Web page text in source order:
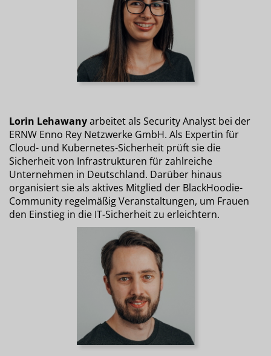
Lorin Lehawanyarbeitet als Security Analyst bei der
ERNW Enno Rey Netzwerke GmbH. Als Expertin für
Cloud- und Kubernetes-Sicherheit prüft sie die
Sicherheit von Infrastrukturen für zahlreiche
Unternehmen in Deutschland. Darüber hinaus
organisiert sie als aktives Mitglied der BlackHoodie-
Community regelmäßig Veranstaltungen, um Frauen
den Einstieg in die IT-Sicherheit zu erleichtern.